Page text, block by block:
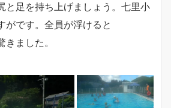
と足を持ち上げましょう。七里小
がです。全員が浮けると
ました。